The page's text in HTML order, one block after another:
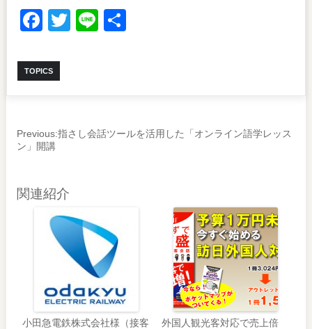
Facebook
Twitter
Line共
TOPICS
Previous:指さし会話ツールを活用した「オンライン語学レッス
ン」開講
関連紹介
小田急電鉄株式会社様（接客
外国人観光客対応で売上倍